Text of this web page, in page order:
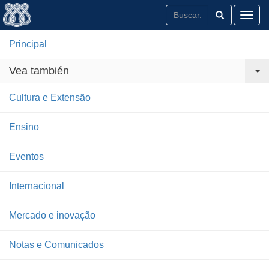
Principal
Vea también
Cultura e Extensão
Ensino
Eventos
Internacional
Mercado e inovação
Notas e Comunicados